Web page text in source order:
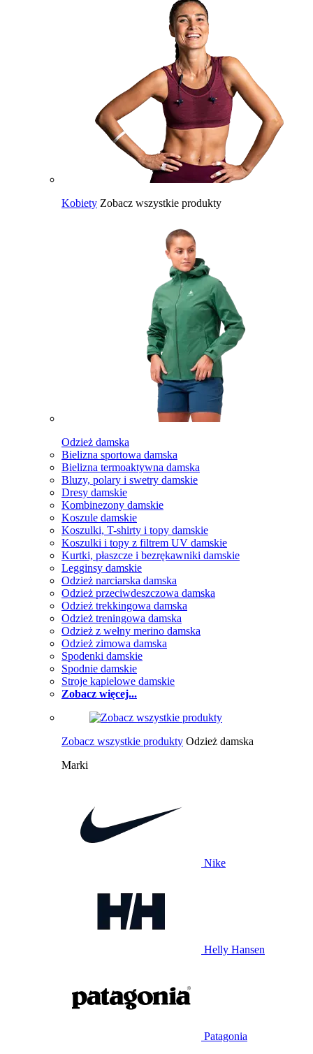
Kobiety Zobacz wszystkie produkty
Odzież damska
Bielizna sportowa damska
Bielizna termoaktywna damska
Bluzy, polary i swetry damskie
Dresy damskie
Kombinezony damskie
Koszule damskie
Koszulki, T-shirty i topy damskie
Koszulki i topy z filtrem UV damskie
Kurtki, płaszcze i bezrękawniki damskie
Legginsy damskie
Odzież narciarska damska
Odzież przeciwdeszczowa damska
Odzież trekkingowa damska
Odzież treningowa damska
Odzież z wełny merino damska
Odzież zimowa damska
Spodenki damskie
Spodnie damskie
Stroje kąpielowe damskie
Zobacz więcej...
Zobacz wszystkie produkty Odzież damska
Marki
Nike
Helly Hansen
Patagonia